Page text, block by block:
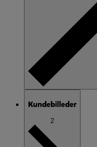
Kundebilleder
2